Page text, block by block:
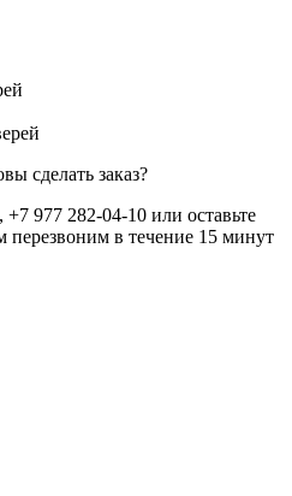
сделать заказ?
+7 977 282-04-10 или оставьте
в течение 15 минут